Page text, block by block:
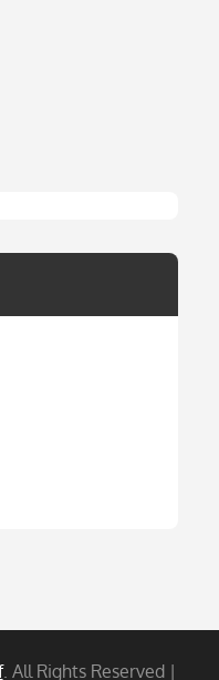
. All Rights Reserved |